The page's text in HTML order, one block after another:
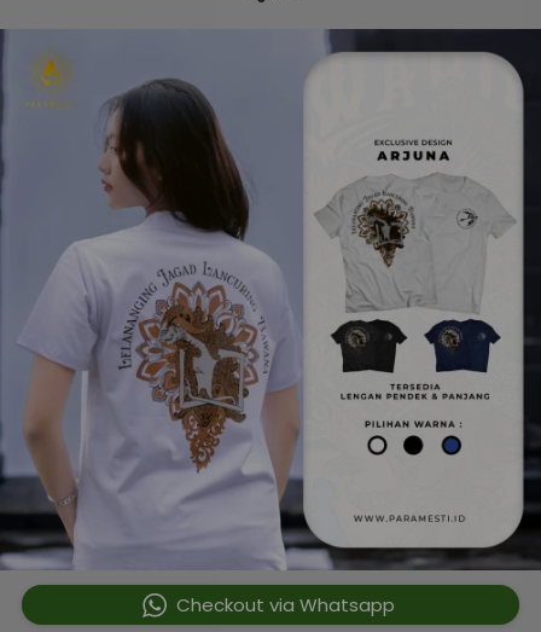
` Checkout via Whatsapp